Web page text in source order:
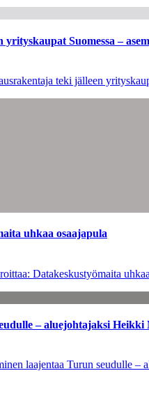
Suomessa –
teki jälleen
uhkaa osaajapula
Datakeskustyömaita
– aluejohtajaksi Heikki
laajentaa Turun seudulle –